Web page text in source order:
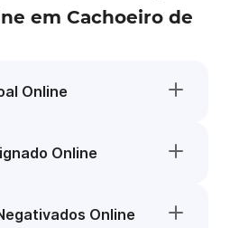
em Cachoeiro de
Online
Online
Online